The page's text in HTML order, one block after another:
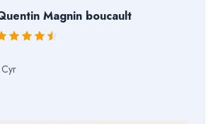
Magnin boucault